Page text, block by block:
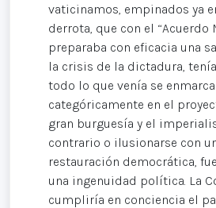
vaticinamos, empinados ya
derrota, que con el “Acuerdo
preparaba con eficacia una
la crisis de la dictadura,
todo lo que venía se
categóricamente en el
gran burguesía y el
contrario o ilusionarse con
restauración democrática,
una ingenuidad política. La
cumpliría en conciencia el